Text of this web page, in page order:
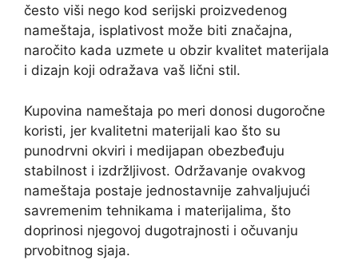
često viši nego kod serijski proizvedenog
nameštaja, isplativost može biti značajna,
naročito kada uzmete u obzir kvalitet materijala
i dizajn koji odražava vaš lični stil.
Kupovina nameštaja po meri donosi dugoročne
koristi, jer kvalitetni materijali kao što su
punodrvni okviri i medijapan obezbeđuju
stabilnost i izdržljivost. Održavanje ovakvog
nameštaja postaje jednostavnije zahvaljujući
savremenim tehnikama i materijalima, što
doprinosi njegovoj dugotrajnosti i očuvanju
prvobitnog sjaja.